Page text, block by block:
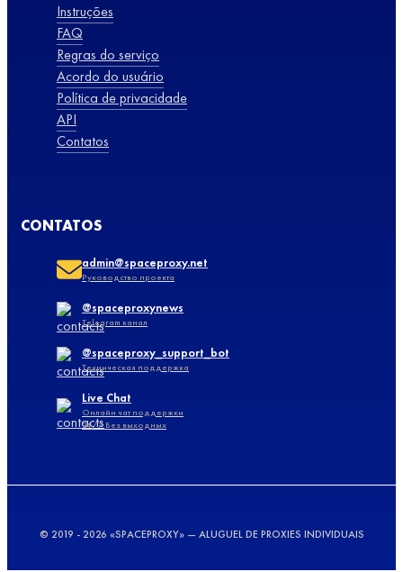
Instruções
FAQ
Regras do serviço
Acordo do usuário
Política de privacidade
API
Contatos
CONTATOS
admin@spaceproxy.net
Руководство проекта
@spaceproxynews
Telegram канал
@spaceproxy_support_bot
Техническая поддержка
Live Chat
Онлайн чат поддержки
24/7 Без выходных
© 2019 - 2026 «SPACEPROXY» — ALUGUEL DE PROXIES INDIVIDUAIS